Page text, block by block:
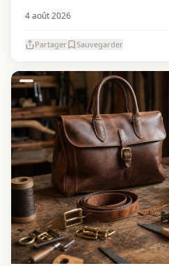
4 août 2026
Partager Sauvegarder